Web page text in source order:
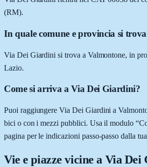
(RM).
In quale comune e provincia si
Via Dei Giardini si trova a Valmontone, in
Lazio.
Come si arriva a Via Dei Giardini?
Puoi raggiungere Via Dei Giardini a
bici o con i mezzi pubblici. Usa il modulo
pagina per le indicazioni passo-passo dalla
Vie e piazze vicine a Via Dei